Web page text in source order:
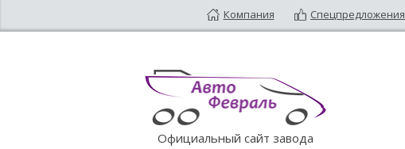
Компания Спецпредложения
Официальный сайт завода